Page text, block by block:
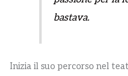
bastava.
Inizia il suo percorso nel